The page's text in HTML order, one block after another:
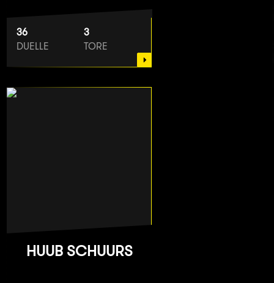
36
DUELLE
3
TORE
HUUB SCHUURS